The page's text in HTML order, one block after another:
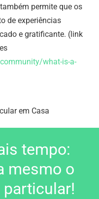
permite que os
de experiências
e gratificante. (link
what-is-a-
em Casa
tempo:
mesmo o